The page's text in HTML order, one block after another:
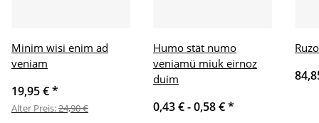
Minim wisi enim ad
veniam
19,95 €*
Alter Preis:24,90 €
Humo stät numo
veniamü miuk eirnoz
duim
0,43 € -0,58 €*